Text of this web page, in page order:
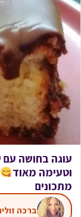
עוגה בחושה
וטעימה מאוד
מתכונים
ברכה